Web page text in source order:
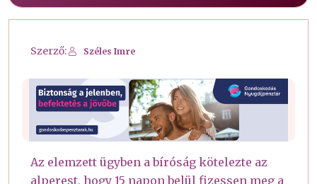
Szerző: Széles Imre
Az elemzett ügyben a bíróság kötelezte az
alperest, hogy 15 napon belül fizessen meg a